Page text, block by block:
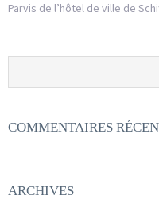
Parvis de l’hôtel de ville de
COMMENTAIRES
ARCHIVES